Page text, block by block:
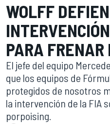
WOLFF
PARA FRENAR
El jefe del equipo
que los equipos de
protegidos de nosotros
la intervención de la FIA
porpoising.